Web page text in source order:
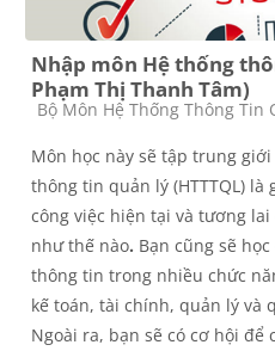
Nhập môn Hệ thống
Phạm Thị Thanh Tâm)
Course category
Bộ Môn Hệ Thống Thông Tin
Môn học này sẽ tập trung
thông tin quản lý (HTTTQL)
công việc hiện tại và tương
như thế nào. Bạn cũng sẽ
thông tin trong nhiều chức
kế toán, tài chính, quản lý và
Ngoài ra, bạn sẽ có cơ hội để